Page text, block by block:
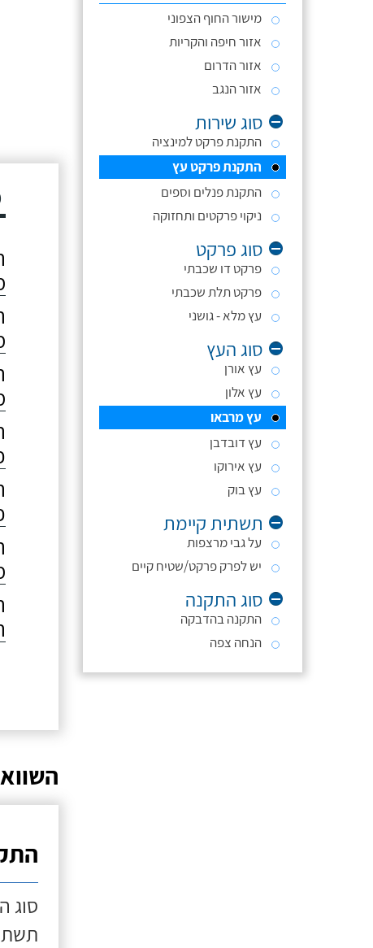
מישור החוף הצפוני
אזור חיפה והקריות
אזור הדרום
אזור הנגב
סוג שירות
התקנת פרקט למינציה
התקנת פרקט עץ
התקנת פנלים וספים
ניקוי פרקטים ותחזוקה
סוג פרקט
פרקט דו שכבתי
פרקט תלת שכבתי
עץ מלא - גושני
סוג העץ
עץ אורן
עץ אלון
עץ מרבאו
עץ דובדבן
עץ אירוקו
עץ בוק
תשתית קיימת
על גבי מרצפות
יש לפרק פרקט/שטיח קיים
סוג התקנה
התקנה בהדבקה
הנחה צפה
סוג